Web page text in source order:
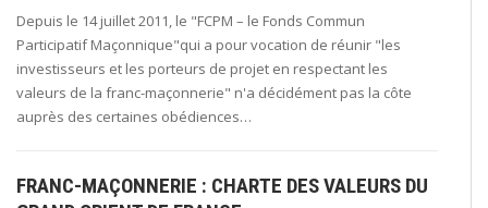
Depuis le 14 juillet 2011, le "FCPM – le Fonds Commun
Participatif Maçonnique"qui a pour vocation de réunir "les
investisseurs et les porteurs de projet en respectant les
valeurs de la franc-maçonnerie" n'a décidément pas la côte
auprès des certaines obédiences…
FRANC-MAÇONNERIE : CHARTE DES VALEURS DU